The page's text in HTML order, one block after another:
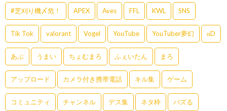
#芝刈り機〆危！ APEX Aves FFL KWL SNS
Tik Tok valorant Vogel YouTube YouTuber夢幻 αD
あぶ うまい ちょむまろ ふぇいたん まろ
アップロード カメラ付き携帯電話 キル集 ゲーム
コミュニティ チャンネル デス集 ネタ枠 バズる